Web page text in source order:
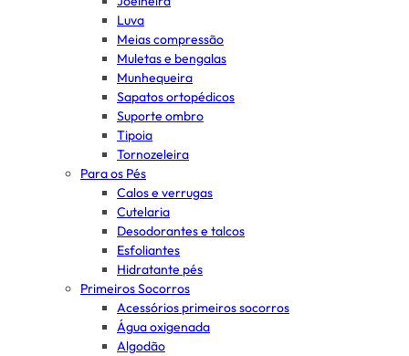
Luva
Meias compressão
Muletas e bengalas
Munhequeira
Sapatos ortopédicos
Suporte ombro
Tipoia
Tornozeleira
Para os Pés
Calos e verrugas
Cutelaria
Desodorantes e talcos
Esfoliantes
Hidratante pés
Primeiros Socorros
Acessórios primeiros socorros
Água oxigenada
Algodão